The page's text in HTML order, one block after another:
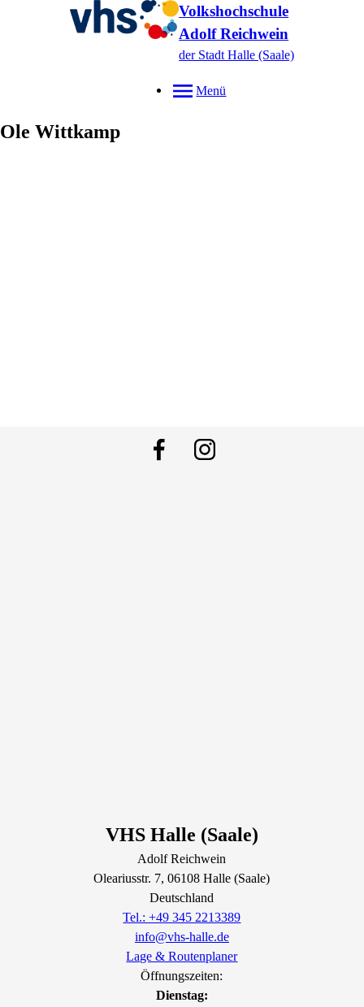
Volkshochschule
Adolf Reichwein
der Stadt Halle (Saale)
Menü
Ole Wittkamp
VHS Halle (Saale)
Adolf Reichwein
Oleariusstr. 7, 06108Halle (Saale)
Deutschland
Tel.: +49 345 2213389
info@vhs-halle.de
Lage & Routenplaner
Öffnungszeiten:
Dienstag: